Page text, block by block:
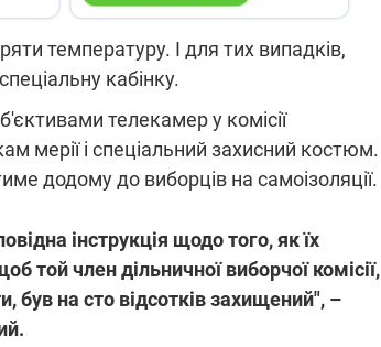
температуру. І для тих випадків,
кабінку.
телекамер у комісії
мерії і спеціальний захисний костюм.
додому до виборців на самоізоляції.
інструкція щодо того, як їх
той член дільничної виборчої комісії,
на сто відсотків захищений", –